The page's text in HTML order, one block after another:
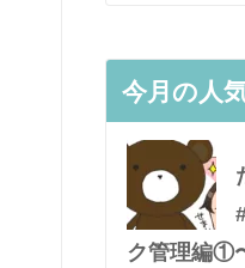
今月の人
ク管理編①